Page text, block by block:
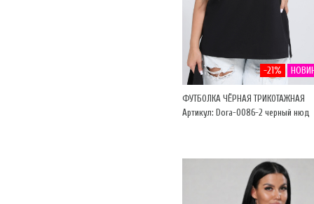
-21%
ФУТБОЛКА ЧЁРНАЯ ТРИКОТАЖНАЯ
Артикул: Dora-0086-2 черный нюд